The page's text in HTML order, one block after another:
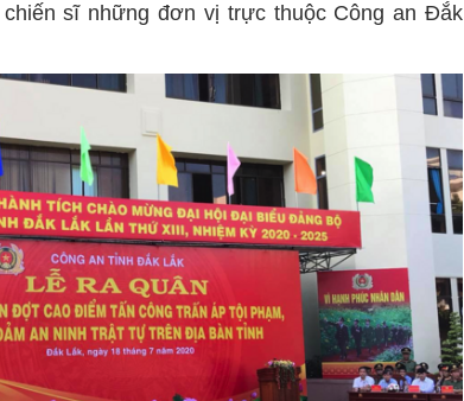
sĩ những đơn vị trực thuộc Công an Đắk